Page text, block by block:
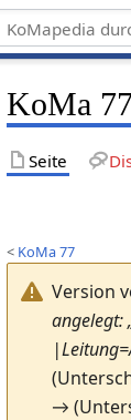
KoMa
Seite
< KoMa 77
Version
angelegt:
→